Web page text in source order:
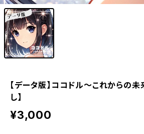
【データ版】ココドル〜これからの
し】
¥3,000